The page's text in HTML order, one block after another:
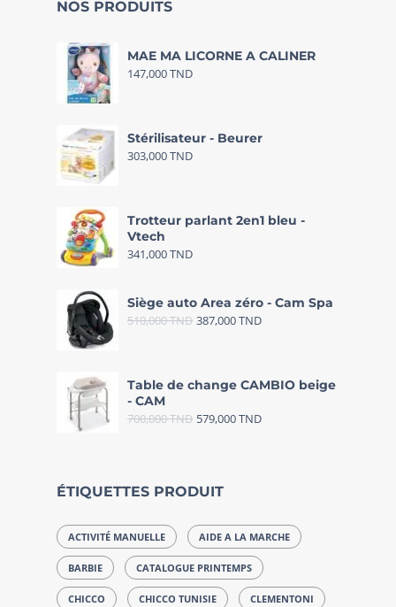
NOS PRODUITS
MAE MA LICORNE A CALINER
147,000TND
Stérilisateur - Beurer
303,000TND
Trotteur parlant 2en1 bleu -
Vtech
341,000TND
Siège auto Area zéro - Cam Spa
510,000TND 387,000TND
Table de change CAMBIO beige
- CAM
700,000TND 579,000TND
ÉTIQUETTES PRODUIT
ACTIVITÉ MANUELLE AIDE A LA MARCHE
BARBIE CATALOGUE PRINTEMPS
CHICCO CHICCO TUNISIE CLEMENTONI